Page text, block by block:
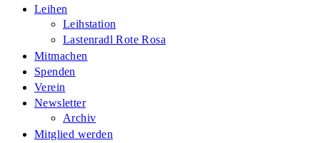
Leihen
Leihstation
Lastenradl Rote Rosa
Mitmachen
Spenden
Verein
Newsletter
Archiv
Mitglied werden